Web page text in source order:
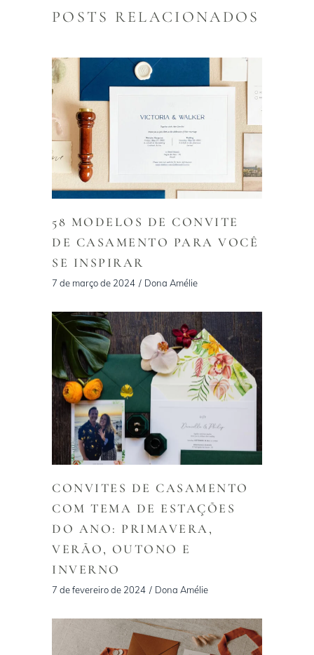
POSTS RELACIONADOS
58 MODELOS DE CONVITE
DE CASAMENTO PARA VOCÊ
SE INSPIRAR
7 de março de 2024 Dona Amélie
CONVITES DE CASAMENTO
COM TEMA DE ESTAÇÕES
DO ANO: PRIMAVERA,
VERÃO, OUTONO E
INVERNO
7 de fevereiro de 2024 Dona Amélie